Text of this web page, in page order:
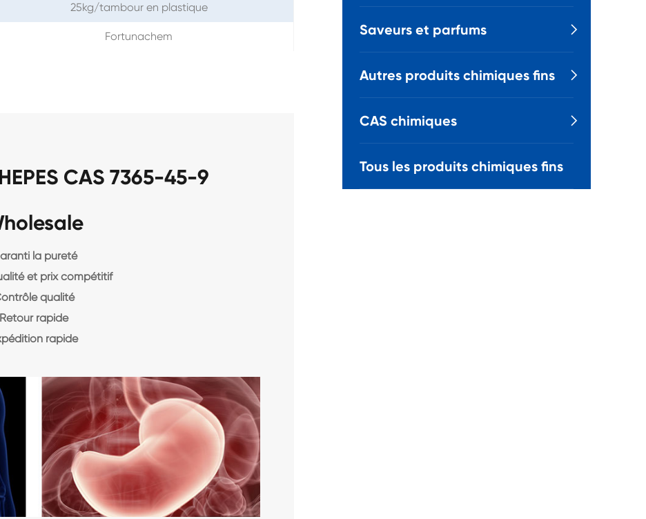
25kg/tambour en plastique
Fortunachem
CAS 7365-45-9
la pureté
et prix compétitif
qualité
Retour rapide
rapide
Saveurs et parfums 
Autres produits chimiques fins 
CAS chimiques 
Tous les produits chimiques fins